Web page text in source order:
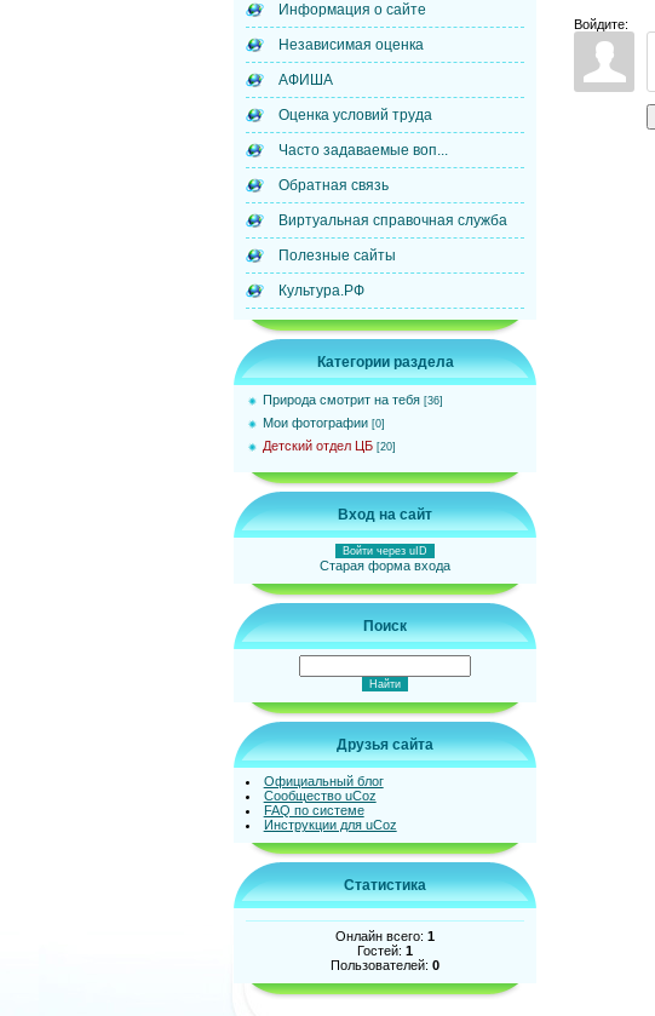
Информация о сайте
Независимая оценка
АФИША
Оценка условий труда
Часто задаваемые воп...
Обратная связь
Виртуальная справочная служба
Полезные сайты
Культура.РФ
Категории раздела
Природа смотрит на тебя [36]
Мои фотографии [0]
Детский отдел ЦБ [20]
Вход на сайт
Войти через uID
Старая форма входа
Поиск
Друзья сайта
Официальный блог
Сообщество uCoz
FAQ по системе
Инструкции для uCoz
Статистика
Онлайн всего: 1
Гостей: 1
Пользователей: 0
Войдите: